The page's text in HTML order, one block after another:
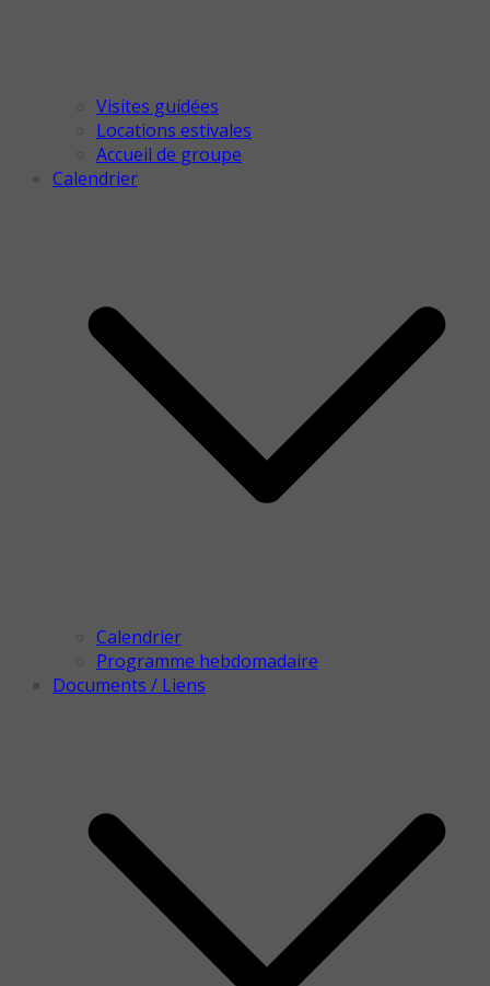
Visites guidées
Locations estivales
Accueil de groupe
Calendrier
Calendrier
Programme hebdomadaire
Documents / Liens